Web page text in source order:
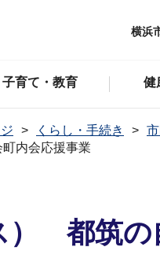
横浜
子育て・教育 健
くらし・手続き
内会応援事業
） 都筑の